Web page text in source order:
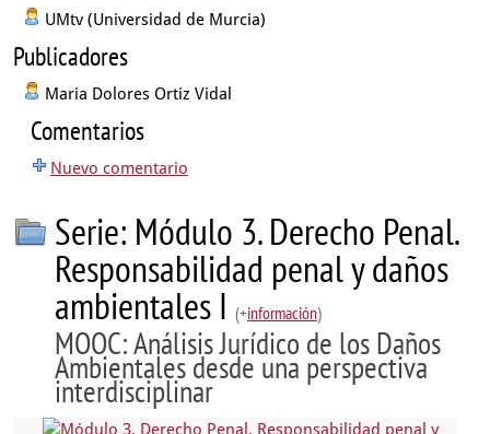
UMtv (Universidad de Murcia)
Publicadores
Maria Dolores Ortiz Vidal
Comentarios
Nuevo comentario
Serie: Módulo 3. Derecho Penal.
Responsabilidad penal y daños
ambientales I (+información)
MOOC: Análisis Jurídico de los Daños
Ambientales desde una perspectiva
interdisciplinar